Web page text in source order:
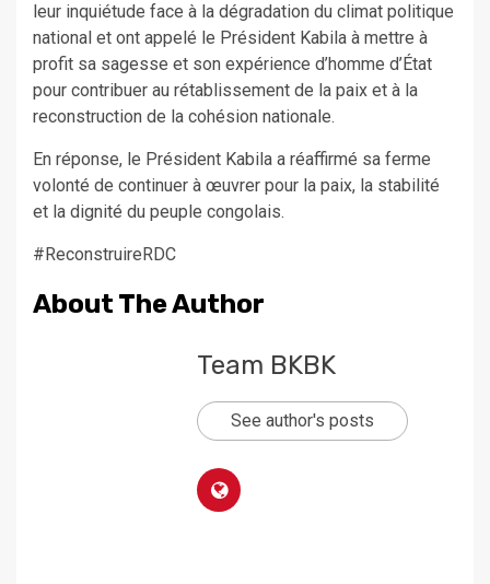
leur inquiétude face à la dégradation du climat politique
national et ont appelé le Président Kabila à mettre à
profit sa sagesse et son expérience d’homme d’État
pour contribuer au rétablissement de la paix et à la
reconstruction de la cohésion nationale.
En réponse, le Président Kabila a réaffirmé sa ferme
volonté de continuer à œuvrer pour la paix, la stabilité
et la dignité du peuple congolais.
#ReconstruireRDC
About The Author
Team BKBK
See author's posts